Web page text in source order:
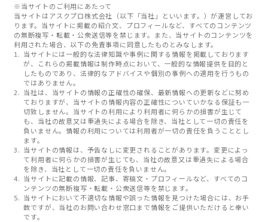
※当サイトのご利用にあたって
当サイトはアスクプロ株式会社（以下「当社」といいます。）が運営してお
ります。当サイトに掲載の紹介文、プロフィールなど、すべてのコンテンツ
の無断複写・転載・公衆送信等を禁じます。また、当サイトのコンテンツを
利用された場合、以下の免責事項に同意したものとみなします。
当サイトには一般的な法律知識や事例に関する情報を掲載しております
が、これらの掲載情報は制作時点において、一般的な情報提供を目的と
したものであり、法律的なアドバイスや個別の事例への適用を行うもの
ではありません。
当社は、当サイトの情報の正確性の確保、最新情報への更新などに努め
ておりますが、当サイトの情報内容の正確性についていかなる保証も一
切致しません。当サイトの利用により利用者に何らかの損害が生じて
も、当社の故意又は重過失による場合を除き、当社として一切の責任を
負いません。情報の利用については利用者が一切の責任を負うこととし
ます。
当サイトの情報は、予告なしに変更されることがあります。変更によっ
て利用者に何らかの損害が生じても、当社の故意又は重過失による場合
を除き、当社として一切の責任を負いません。
当サイトに記載の情報、記事、寄稿文・プロフィールなど、すべてのコ
ンテンツの無断複写・転載・公衆送信等を禁じます。
当サイトにおいて不適切な情報や誤った情報を見つけた場合には、お手
数ですが、当社のお問い合わせ窓口まで情報をご提供いただけると幸い
です。